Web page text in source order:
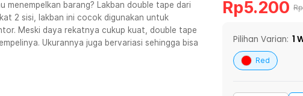
Senin - Jumat (07:00 - 20:00), Sabtu - Minggu (08:00 - 20:00), Tutup pada Idul Fitri
Jumat (08:00 - 20:00), Sabtu - Minggu/ Libur Nasional (08:00 - 17:00) Selengkapnya
barang? Lakban double tape dari
2 sisi, lakban ini cocok digunakan untuk
Meski daya rekatnya cukup kuat, double tape
Ukurannya juga bervariasi sehingga bisa
Rp5.200 Rp
Pilihan Varian: 1
Red